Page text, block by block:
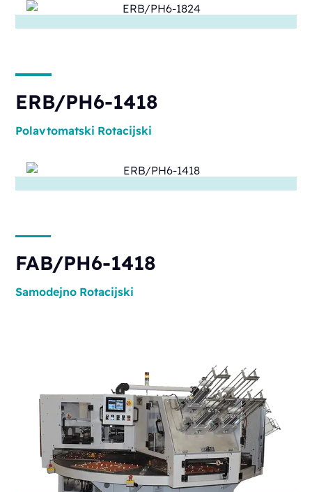
ERB/PH6-1418
Polavtomatski Rotacijski
FAB/PH6-1418
Samodejno Rotacijski